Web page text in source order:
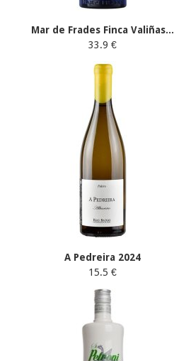
Mar de Frades Finca Valiñas...
33.9 €
A Pedreira 2024
15.5 €